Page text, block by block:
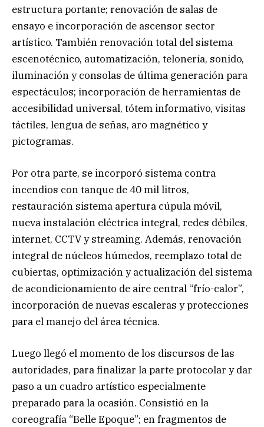
estructura portante; renovación de salas de
ensayo e incorporación de ascensor sector
artístico. También renovación total del sistema
escenotécnico, automatización, telonería, sonido,
iluminación y consolas de última generación para
espectáculos; incorporación de herramientas de
accesibilidad universal, tótem informativo, visitas
táctiles, lengua de señas, aro magnético y
pictogramas.
Por otra parte, se incorporó sistema contra
incendios con tanque de 40 mil litros,
restauración sistema apertura cúpula móvil,
nueva instalación eléctrica integral, redes débiles,
internet, CCTV y streaming. Además, renovación
integral de núcleos húmedos, reemplazo total de
cubiertas, optimización y actualización del sistema
de acondicionamiento de aire central “frío-calor”,
incorporación de nuevas escaleras y protecciones
para el manejo del área técnica.
Luego llegó el momento de los discursos de las
autoridades, para finalizar la parte protocolar y dar
paso a un cuadro artístico especialmente
preparado para la ocasión. Consistió en la
coreografía “Belle Epoque”; en fragmentos de